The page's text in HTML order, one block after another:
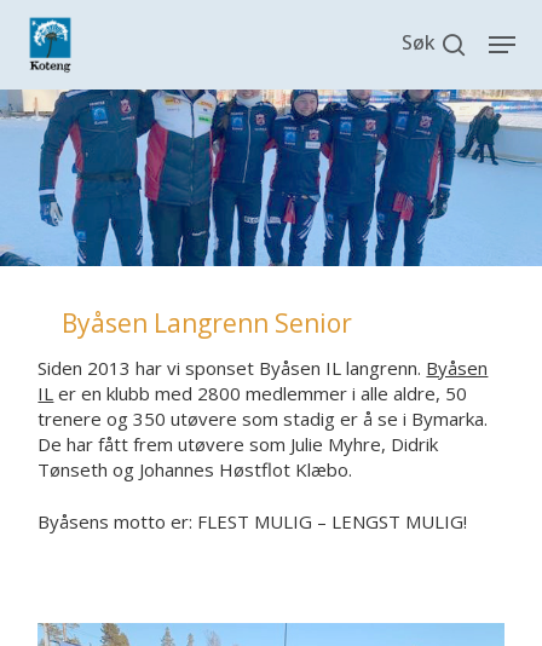
Skip
main
content
Byåsen Langrenn Senior
Siden 2013 har vi sponset Byåsen IL langrenn. Byåsen
IL er en klubb med 2800 medlemmer i alle aldre, 50
trenere og 350 utøvere som stadig er å se i Bymarka.
De har fått frem utøvere som Julie Myhre, Didrik
Tønseth og Johannes Høstflot Klæbo.
Byåsens motto er: FLEST MULIG – LENGST MULIG!